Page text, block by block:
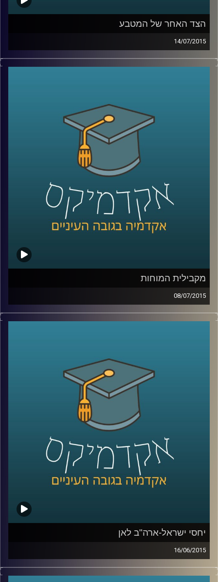
הצד האחר של המטבע
14/07/2015
פרופסור שחר קריב, ראש המחלקה לכלכלה
ההתנהגותית והכלים המתמטיים בעזרתם
מתמודדת הכלכלה עם שאלת הרציונליות
וההתנהגות האנושית. ומה מלמד מחקר רב
שנים על מעמד המפלגה בכל הנוגע להבדל בין
העדפת כלכלה שוויונית לבין העניין בהגדלת
קרדיט תמונות:AudioVersity
מקבילית המוחות
08/07/2015
דוקטור נאוה לויט בנון מנהלת את מכון סגול
המוח והמדעים הקשים לבין מדעי החברה. את
אלה היא מתבלת בחדשנות נוספת – שילוב
הממצאים בעבודת שטח עם אנשי חינוך בכדי
לבדוק את ההשפעה של המלצות המחקר על
עוצמת החסינות של רשתות מוחיות של אנשים
קרדיט תמונות:AudioVersity
יחסי ישראל-ארה"ב לאן
16/06/2015
דוקטור אמנון כוורי, מומחה לפוליטיקה